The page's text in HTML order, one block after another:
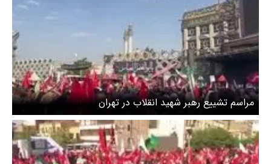
مراسم تشییع رهبر شهید انقلاب در تهران